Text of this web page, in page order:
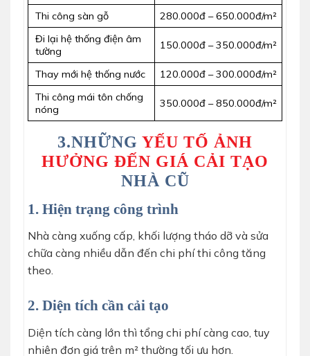
Thi công sàn gỗ
280.000đ – 650.000đ/m²
Đi lại hệ thống điện âm
tường
150.000đ – 350.000đ/m²
Thay mới hệ thống nước
120.000đ – 300.000đ/m²
Thi công mái tôn chống
nóng
350.000đ – 850.000đ/m²
3.NHỮNG YẾU TỐ ẢNH
HƯỞNG ĐẾN GIÁ CẢI TẠO
NHÀ CŨ
1. Hiện trạng công trình
Nhà càng xuống cấp, khối lượng tháo dỡ và sửa
chữa càng nhiều dẫn đến chi phí thi công tăng
theo.
2. Diện tích cần cải tạo
Diện tích càng lớn thì tổng chi phí càng cao, tuy
nhiên đơn giá trên m² thường tối ưu hơn.